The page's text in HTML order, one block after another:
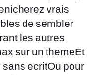
vrais
de sembler
les autres
sur un themeEt
ecritOu pour